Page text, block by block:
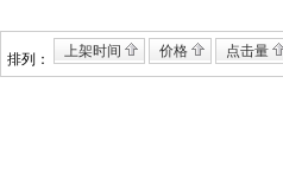
排列： 上架时间 价格 点击量